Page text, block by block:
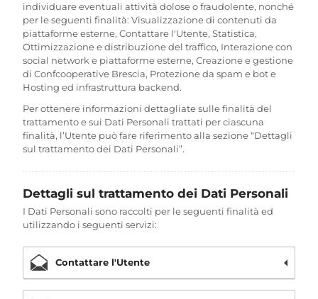
individuare eventuali attività dolose o fraudolente, nonché
per le seguenti finalità: Visualizzazione di contenuti da
piattaforme esterne, Contattare l'Utente, Statistica,
Ottimizzazione e distribuzione del traffico, Interazione con
social network e piattaforme esterne, Creazione e gestione
di Confcooperative Brescia, Protezione da spam e bot e
Hosting ed infrastruttura backend.
Per ottenere informazioni dettagliate sulle finalità del
trattamento e sui Dati Personali trattati per ciascuna
finalità, l’Utente può fare riferimento alla sezione “Dettagli
sul trattamento dei Dati Personali”.
Dettagli sul trattamento dei Dati Personali
I Dati Personali sono raccolti per le seguenti finalità ed
utilizzando i seguenti servizi:
Contattare l'Utente